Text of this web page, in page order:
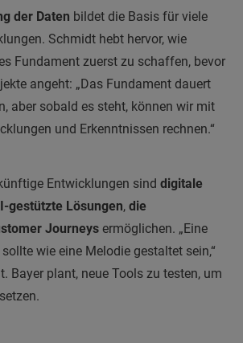
der Daten bildet die Basis für viele
Schmidt hebt hervor, wie
Fundament zuerst zu schaffen, bevor
angeht: „Das Fundament dauert
aber sobald es steht, können wir mit
und Erkenntnissen rechnen.“
Entwicklungen sind digitale
gestützte Lösungen, die
Journeys ermöglichen. „Eine
wie eine Melodie gestaltet sein,“
Bayer plant, neue Tools zu testen, um